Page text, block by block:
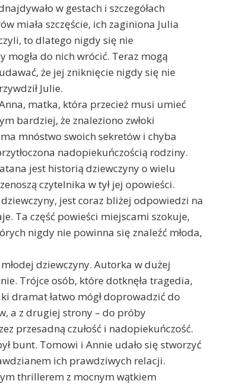
w gestach i szczegółach
miała szczęście, ich zaginiona Julia
to dlatego nigdy się nie
do nich wrócić. Teraz mogą
że jej zniknięcie nigdy się nie
Julie.
matka, która przecież musi umieć
bardziej, że znaleziono zwłoki
mnóstwo swoich sekretów i chyba
nadopiekuńczością rodziny.
jest historią dziewczyny o wielu
czytelnika w tył jej opowieści.
jest coraz bliżej odpowiedzi na
Ta część powieści miejscami szokuje,
nigdy nie powinna się znaleźć młoda,
dziewczyny. Autorka w dużej
Trójce osób, które dotknęła tragedia,
dramat łatwo mógł doprowadzić do
a z drugiej strony – do próby
przesadną czułość i nadopiekuńczość.
bunt. Tomowi i Annie udało się stworzyć
ich prawdziwych relacji.
thrillerem z mocnym wątkiem